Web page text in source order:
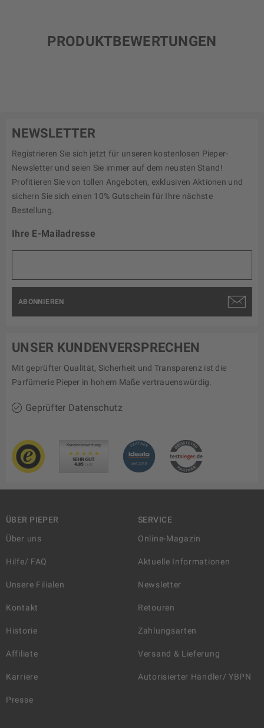
PRODUKTBEWERTUNGEN
NEWSLETTER
Registrieren Sie sich jetzt für unseren kostenlosen Pieper-
Newsletter und seien Sie immer auf dem neusten Stand!
Profitieren Sie von tollen Angeboten, exklusiven Aktionen und
sichern Sie sich einen 10% Gutschein für Ihre nächste
Bestellung.
Ihre E-Mailadresse
ABONNIEREN
UNSER KUNDENVERSPRECHEN
Mit geprüfter Qualität, Sicherheit und Transparenz ist die
Parfümerie Pieper in hohem Maße vertrauenswürdig.
Geprüfter Datenschutz
ÜBER PIEPER
Über uns
Hilfe/ FAQ
Unsere Filialen
Kontakt
Historie
Affiliate
Karriere
Presse
SERVICE
Online-Magazin
Aktuelle Informationen
Newsletter
Retouren
Zahlungsarten
Versand & Lieferung
Autorisierter Händler/ YBPN